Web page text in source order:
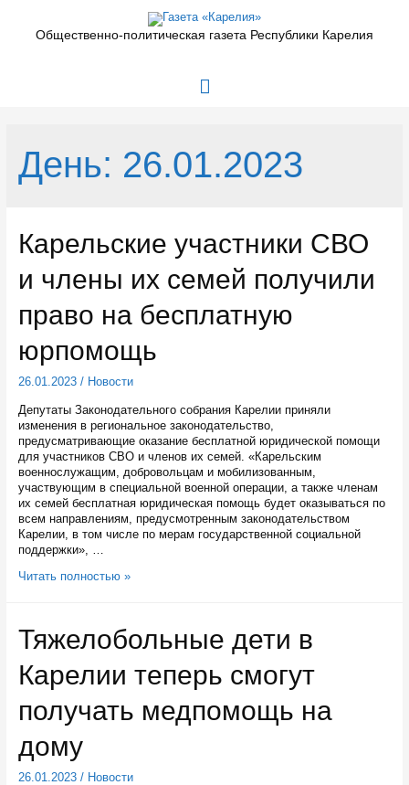
содержимомуОбщественно-политическая газета Республики Карелия
Главное
День: 26.01.2023
Карельские участники СВО
и члены их семей получили
право на бесплатную
юрпомощь
26.01.2023/ Новости
Депутаты Законодательного собрания Карелии приняли
изменения в региональное законодательство,
предусматривающие оказание бесплатной юридической помощи
для участников СВО и членов их семей. «Карельским
военнослужащим, добровольцам и мобилизованным,
участвующим в специальной военной операции, а также членам
их семей бесплатная юридическая помощь будет оказываться по
всем направлениям, предусмотренным законодательством
Карелии, в том числе по мерам государственной социальной
поддержки», …
Карельские
члены
их
семей
получили
юрпомощь
Читать полностью »
Тяжелобольные дети в
Карелии теперь смогут
получать медпомощь на
дому
26.01.2023/ Новости